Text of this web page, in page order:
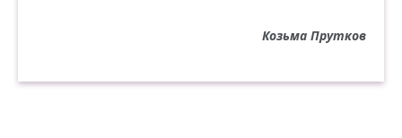
Козьма Прутков